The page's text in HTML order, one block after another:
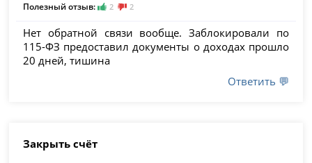
Полезный отзыв: 2 2
Нет обратной связи вообще. Заблокировали по
115-ФЗ предоставил документы о доходах прошло
20 дней, тишина
Ответить 💬
Закрыть счёт